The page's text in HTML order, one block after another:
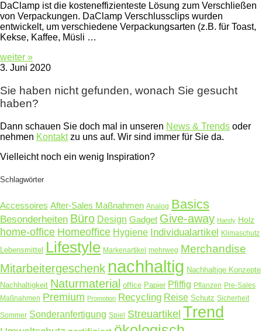
DaClamp ist die kosteneffizienteste Lösung zum Verschließen
von Verpackungen. DaClamp Verschlussclips wurden
entwickelt, um verschiedene Verpackungsarten (z.B. für Toast,
Kekse, Kaffee, Müsli …
weiter »
3. Juni 2020
Sie haben nicht gefunden, wonach Sie gesucht
haben?
Dann schauen Sie doch mal in unseren News & Trends oder
nehmen Kontaktzu uns auf. Wir sind immer für Sie da.
Vielleicht noch ein wenig Inspiration?
Schlagwörter
Accessoires After-Sales Maßnahmen Analog Basics
Besonderheiten Büro Design Gadget Give-away Handy Holz
home-office Homeoffice Hygiene Individualartikel Klimaschutz
Lebensmittel Lifestyle Markenartikel mehrweg Merchandise
Mitarbeitergeschenk nachhaltig Nachhaltige Konzepte
Nachhaltigkeit Naturmaterial office Papier Pfiffig Pflanzen Pre-Sales
Maßnahmen Premium Promotion Recycling Reise Schutz Sicherheit
Sommer Sonderanfertigung Spiel Streuartikel Trend